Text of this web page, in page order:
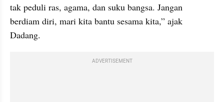
tak peduli ras, agama, dan suku bangsa. Jangan
berdiam diri, mari kita bantu sesama kita,” ajak
Dadang.
ADVERTISEMENT